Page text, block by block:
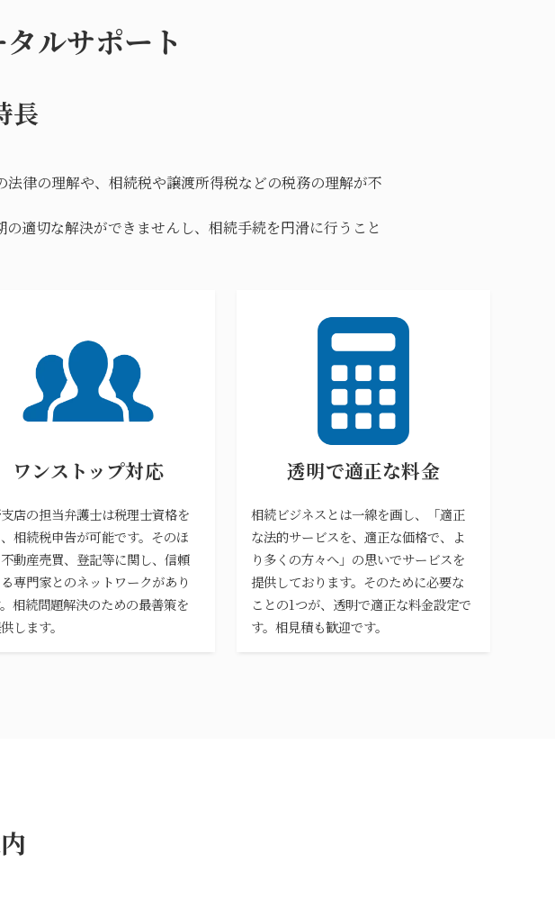
ルサポート
長
律の理解や、相続税や譲渡所得税などの税務の理解が不
適切な解決ができませんし、相続手続を円滑に行うこと
ワンストップ対応
支店の担当弁護士は税理士資格を
相続税申告が可能です。そのほ
動産売買、登記等に関し、信頼
専門家とのネットワークがあり
相続問題解決のための最善策を
します。
透明で適正な料金
相続ビジネスとは一線を画し、「適正
な法的サービスを、適正な価格で、よ
り多くの方々へ」の思いでサービスを
提供しております。そのために必要な
ことの1つが、透明で適正な料金設定で
す。相見積も歓迎です。